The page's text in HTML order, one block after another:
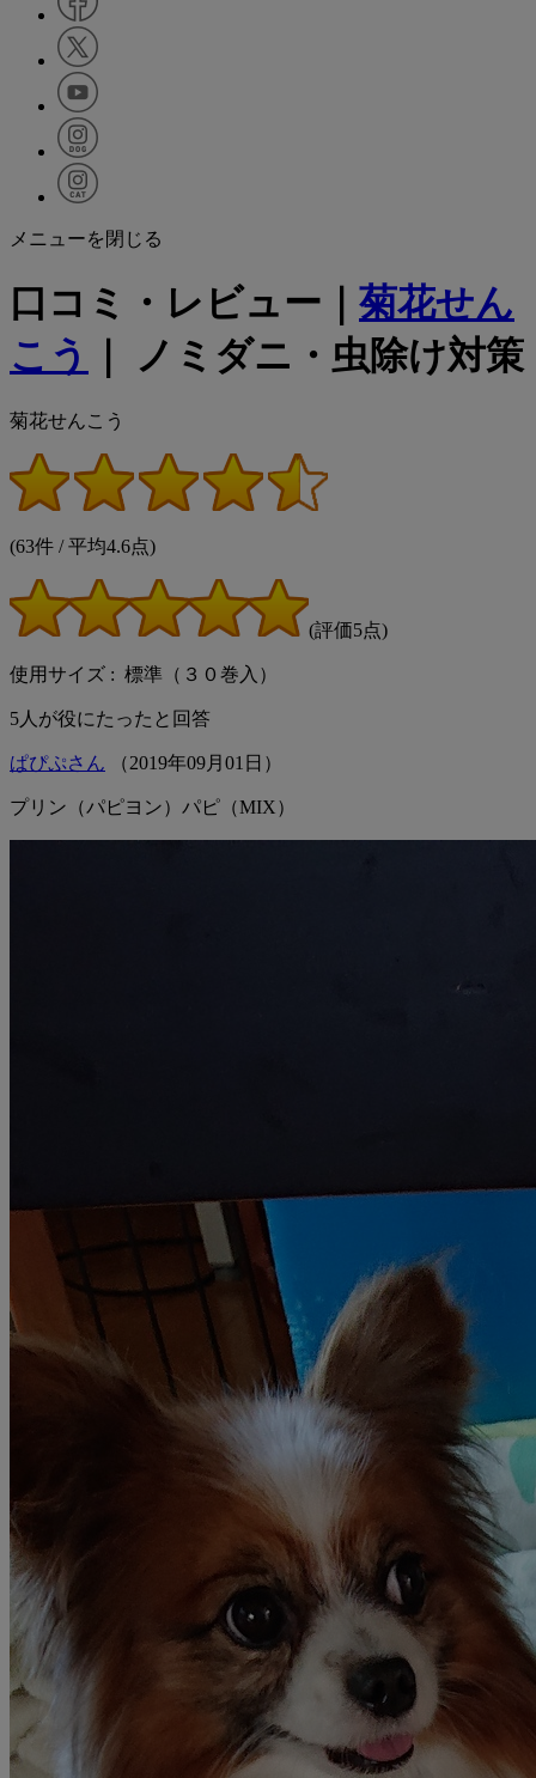
メニューを閉じる
口コミ・レビュー｜ 菊花せん
こう
｜ ノミダニ・虫除け対策
菊花せんこう
(63件 / 平均4.6点)
(評価5点)
使用サイズ : 標準（３０巻入）
5 人が役にたったと回答
ぱぴぷさん （2019年09月 01 日）
プリン（パピヨン）パピ（MIX）